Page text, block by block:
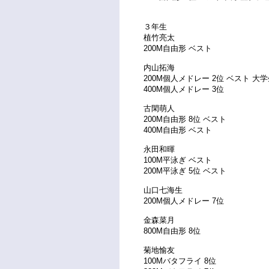
３年生
植竹亮太
200M自由形 ベスト
内山拓海
200M個人メドレー 2位 ベスト 大
400M個人メドレー 3位
古閑萌人
200M自由形 8位 ベスト
400M自由形 ベスト
永田和暉
100M平泳ぎ ベスト
200M平泳ぎ 5位 ベスト
山口七海生
200M個人メドレー 7位
金森菜月
800M自由形 8位
菊地愉友
100Mバタフライ 8位